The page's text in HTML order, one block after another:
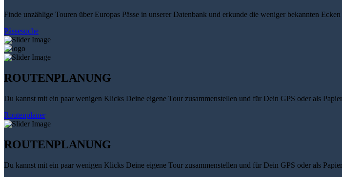
Finde unzählige Touren über Europas Pässe in unserer Datenbank und erkunde die weniger bekannten
Pässesuche
ROUTENPLANUNG
Du kannst mit ein paar wenigen Klicks Deine eigene Tour zusammenstellen und für Dein GPS oder als
Routenplaner
ROUTENPLANUNG
Du kannst mit ein paar wenigen Klicks Deine eigene Tour zusammenstellen und für Dein GPS oder als